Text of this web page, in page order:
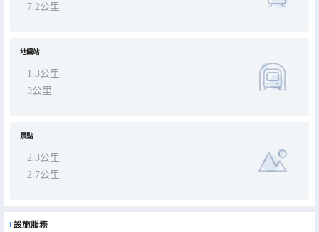
7.2公里
地鐵站
1.3公里
3公里
景點
2.3公里
2.7公里
設施服務